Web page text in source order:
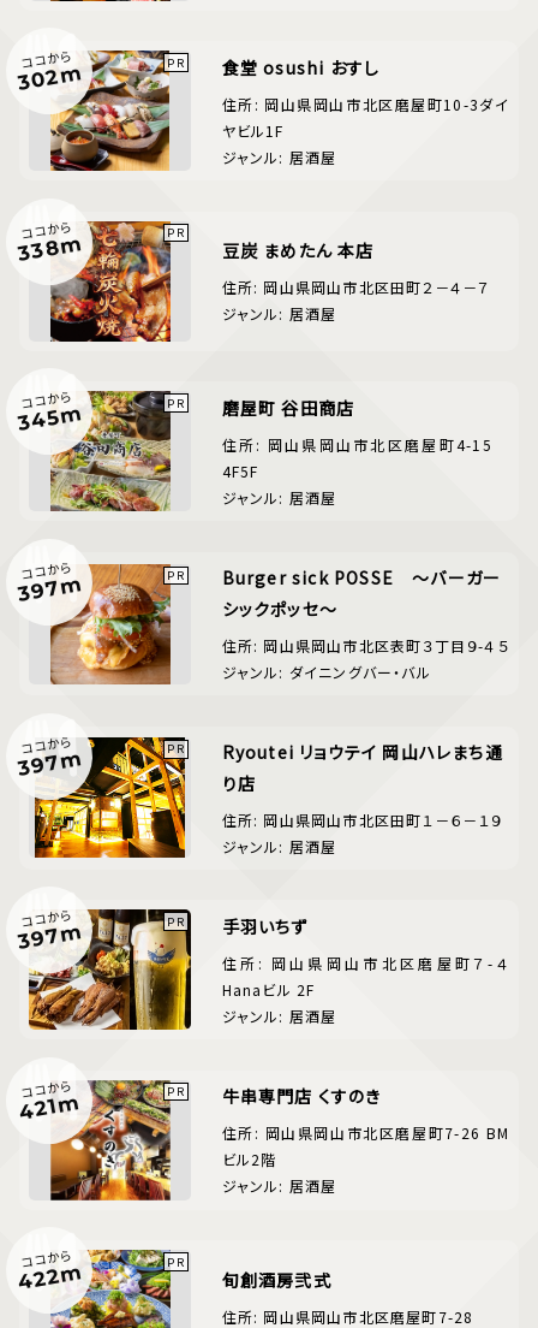
ココから
302m 食堂 osushi おすし
住所: 岡山県岡山市北区磨屋町10-3ダイ
ヤビル1F
ジャンル: 居酒屋
ココから
338m 豆炭 まめたん 本店
住所: 岡山県岡山市北区田町２－４－７
ジャンル: 居酒屋
ココから
345m 磨屋町 谷田商店
住所: 岡山県岡山市北区磨屋町4-15
4F5F
ジャンル: 居酒屋
ココから
397m
Burger sick POSSE ～バーガー
シックポッセ～
住所: 岡山県岡山市北区表町３丁目９-４５
ジャンル: ダイニングバー・バル
ココから
397m
Ryoutei リョウテイ 岡山ハレまち通
り店
住所: 岡山県岡山市北区田町１－６－１９
ジャンル: 居酒屋
ココから
397m 手羽いちず
住所: 岡山県岡山市北区磨屋町７-４
Hanaビル 2F
ジャンル: 居酒屋
ココから
421m 牛串専門店 くすのき
住所: 岡山県岡山市北区磨屋町7-26 BM
ビル2階
ジャンル: 居酒屋
ココから
422m 旬創酒房弐式
住所: 岡山県岡山市北区磨屋町7-28